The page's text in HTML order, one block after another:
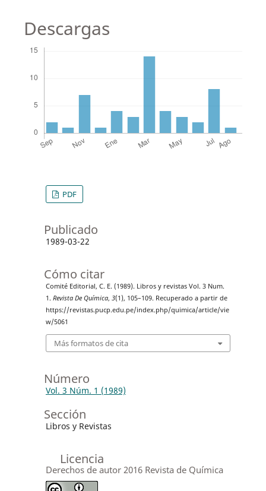
Descargas
PDF
Publicado
1989-03-22
Cómo citar
Comité Editorial, C. E. (1989). Libros y revistas Vol. 3 Num.
1. Revista De Química, 3(1), 105–109. Recuperado a partir de
https://revistas.pucp.edu.pe/index.php/quimica/article/vie
w/5061
Más formatos de cita
Número
Vol. 3 Núm. 1 (1989)
Sección
Libros y Revistas
Licencia
Derechos de autor 2016 Revista de Química